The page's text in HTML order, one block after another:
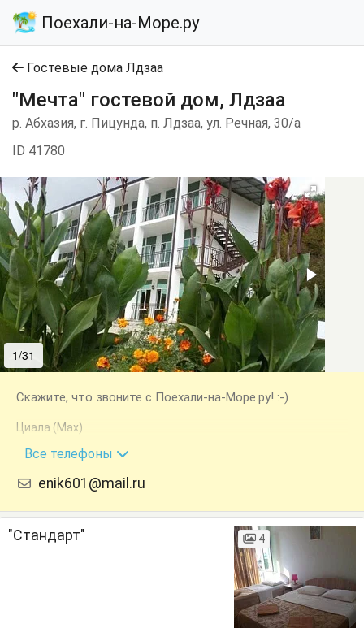
Поехали-на-Море.ру
Гостевые дома Лдзаа
"Мечта" гостевой дом, Лдзаа
р. Абхазия, г. Пицунда, п. Лдзаа, ул. Речная, 30/а
ID 41780
1/31
Скажите, что звоните с Поехали-на-Море.ру! :-)
Циала (Max)
+7 (940) 999-49-11
Все телефоны
enik601@mail.ru
"Стандарт" 4